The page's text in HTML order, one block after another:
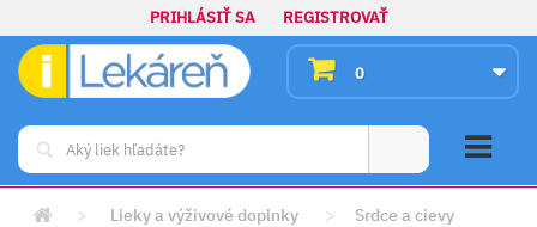
PRIHLÁSIŤ SA REGISTROVAŤ
0
> Lieky a výživové doplnky >
Srdce a cievy